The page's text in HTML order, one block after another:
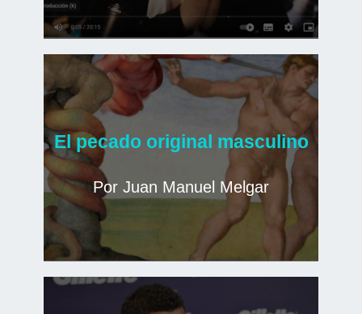
El pecado original masculino
Por Juan Manuel Melgar